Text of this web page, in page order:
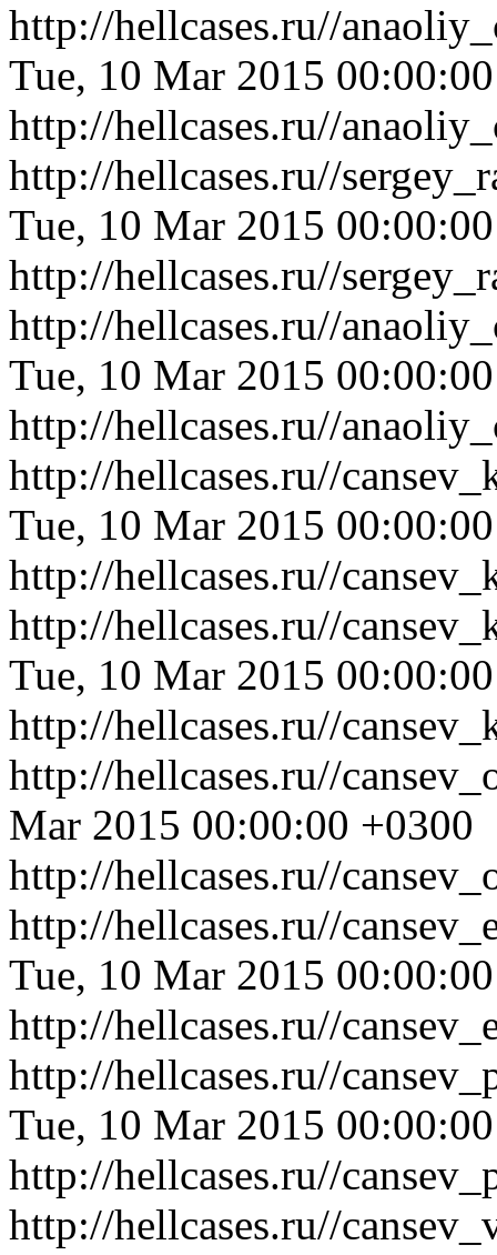
http://hellcases.ru//
Tue, 10 Mar 2015
http://hellcases.ru//
http://hellcases.ru//
Tue, 10 Mar 2015
http://hellcases.ru//
http://hellcases.ru//
Tue, 10 Mar 2015
http://hellcases.ru//
http://hellcases.ru//
Tue, 10 Mar 2015
http://hellcases.ru//
http://hellcases.ru//
Tue, 10 Mar 2015
http://hellcases.ru//
http://hellcases.ru//
Mar 2015 00:00:00 +0300
http://hellcases.ru//
http://hellcases.ru//
Tue, 10 Mar 2015
http://hellcases.ru//
http://hellcases.ru//
Tue, 10 Mar 2015
http://hellcases.ru//
http://hellcases.ru//